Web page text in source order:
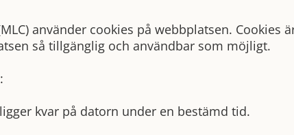
använder cookies på webbplatsen. Cookies
så tillgänglig och användbar som möjligt.
kvar på datorn under en bestämd tid.